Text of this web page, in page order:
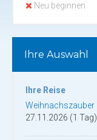
Neu beginnen
Ihre Auswahl
Ihre Reise
Weihnachszauber
27.11.2026 (1 Tag)